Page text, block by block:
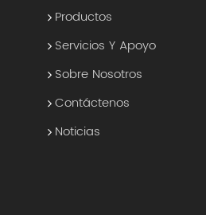
Productos
Servicios Y Apoyo
Sobre Nosotros
Contáctenos
Noticias